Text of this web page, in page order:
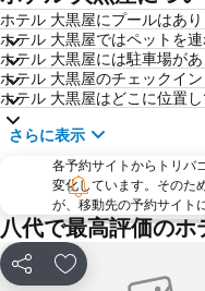
ホテル 大黒屋にプールはあり
ホテル 大黒屋ではペットを
ホテル 大黒屋には駐車場が
ホテル 大黒屋のチェックイ
ホテル 大黒屋はどこに位置
さらに表示
各予約サイトからトリバ
変化しています。そのた
が、移動先の予約サイト
八代で最高評価のホ
シェア お気に入りに追加